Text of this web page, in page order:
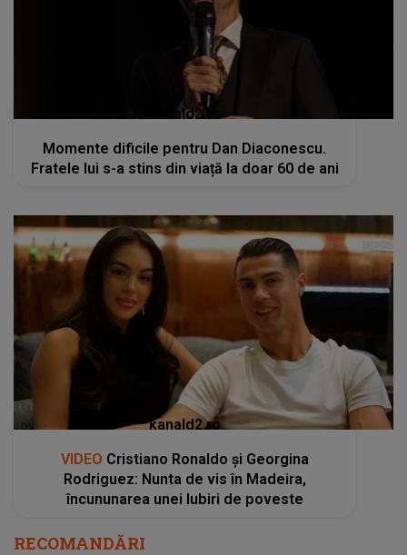
kanald2.ro
Momente dificile pentru Dan Diaconescu.
Fratele lui s-a stins din viață la doar 60 de ani
kanald2.ro
VIDEO Cristiano Ronaldo și Georgina
Rodriguez: Nunta de vis în Madeira,
încununarea unei Iubiri de poveste
RECOMANDĂRI